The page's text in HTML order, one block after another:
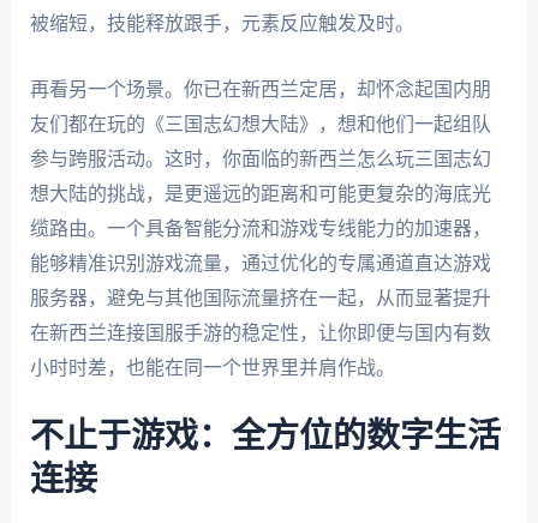
被缩短，技能释放跟手，元素反应触发及时。
再看另一个场景。你已在新西兰定居，却怀念起国内朋
友们都在玩的《三国志幻想大陆》，想和他们一起组队
参与跨服活动。这时，你面临的新西兰怎么玩三国志幻
想大陆的挑战，是更遥远的距离和可能更复杂的海底光
缆路由。一个具备智能分流和游戏专线能力的加速器，
能够精准识别游戏流量，通过优化的专属通道直达游戏
服务器，避免与其他国际流量挤在一起，从而显著提升
在新西兰连接国服手游的稳定性，让你即便与国内有数
小时时差，也能在同一个世界里并肩作战。
不止于游戏：全方位的数字生活
连接